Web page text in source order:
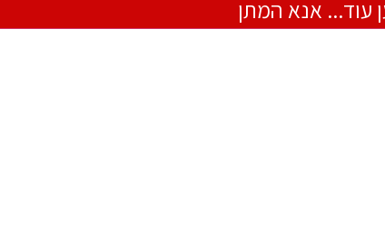
עוד... אנא המתן